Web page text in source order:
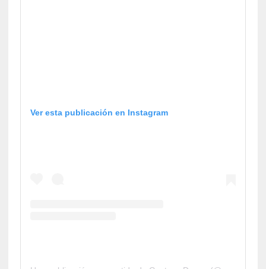
Ver esta publicación en Instagram